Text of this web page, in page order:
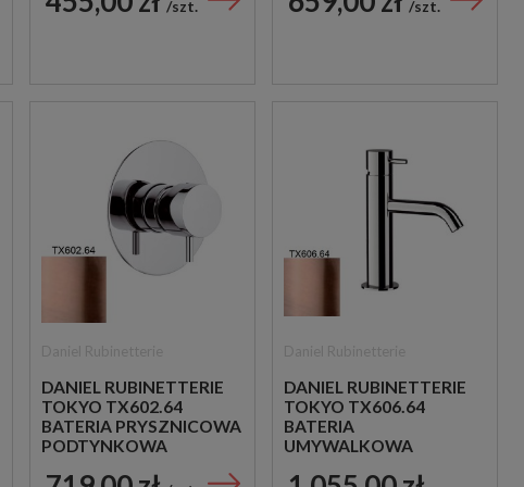
szt. szt.
DANIEL RUBINETTERIE
TOKYO TX602.64
BATERIA PRYSZNICOWA
PODTYNKOWA
DANIEL RUBINETTERIE
TOKYO TX606.64
BATERIA
UMYWALKOWA